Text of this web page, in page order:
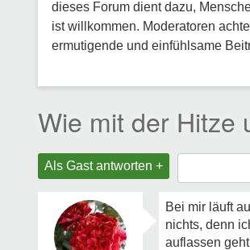
dieses Forum dient dazu,
ist willkommen. Moderatoren
ermutigende und einfühlsame
Wie mit der Hitze
Als Gast antworten +
Bei mir läuft
nichts, denn
auflassen